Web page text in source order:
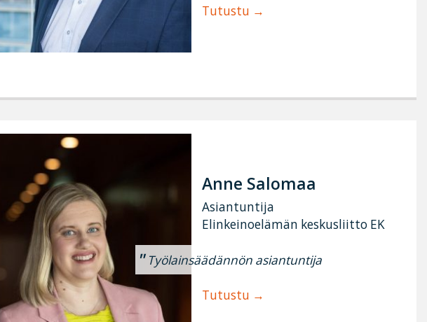
Tutustu
Anne Salomaa
Asiantuntija
Elinkeinoelämän keskusliitto EK
Työlainsäädännön asiantuntija
Tutustu